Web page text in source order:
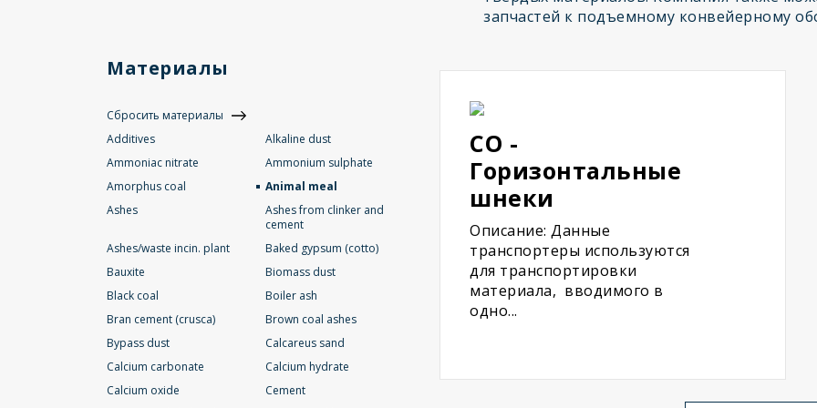
Материалы
Сбросить материалы
Additives
Alkaline dust
Ammoniac nitrate
Ammonium sulphate
Amorphus coal
Animal meal
Ashes
Ashes from clinker and
cement
Ashes/waste incin. plant
Baked gypsum (cotto)
Bauxite
Biomass dust
Black coal
Boiler ash
Bran cement (crusca)
Brown coal ashes
Bypass dust
Calcareus sand
Calcium carbonate
Calcium hydrate
Calcium oxide
Cement
запчастей к подъемному конвейерному
CO -
Горизонтальные
шнеки
Описание: Данные
транспортеры используются
для транспортировки
материала, вводимого в
одно...